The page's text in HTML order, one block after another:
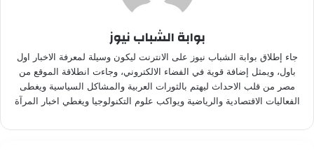
بوابة الشباب نيوز
جاء إطلاق بوابة الشباب نيوز على الانترنت ليكون وسيلة لمعرفة الاخبار اول
باول، ويمثل إضافة قوية في الفضاء الالكتروني، وجاءت انطلاقة الموقع من
مصر من قلب الاحداث ليهتم بالثورات العربية والمشاكل السياسية ويغطى
الفعاليات الاقتصادية والرياضية ويواكب علوم التكنولوجيا ويغطي اخبار المرآة